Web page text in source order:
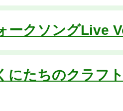
ークソングLive
にたちのクラフ